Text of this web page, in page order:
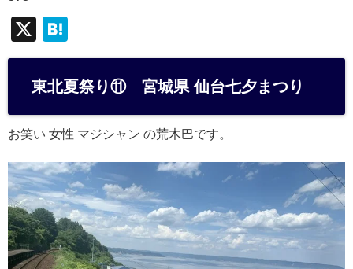
X
at
e
a
東北夏祭り⑪ 宮城県 仙台七夕まつり
お笑い 女性 マジシャン の荒木巴です。